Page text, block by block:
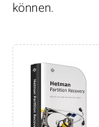
können.